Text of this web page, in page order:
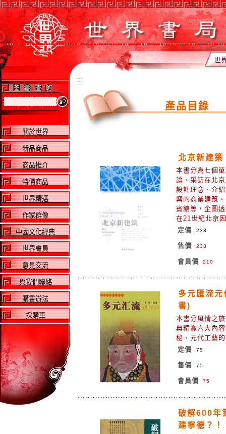
世
關於世界
新品商品
商品推介
特價商品
世界精選
作家群像
中國文化經典
世界會員
意見交流
與我們聯絡
購書辦法
採購車
:::
產品目錄
北京新建
本書分為七個
論、采訪在北
設計理念、介
興的商業建筑
賓館等，企圖
在21世紀北京
定價
233
售價 233
會員價 210
多元匯流
書)
本書分風情之
典精賞六大內
秘、元代工藝
定價
75
售價 75
會員價 75
破解600年
建寧德？！